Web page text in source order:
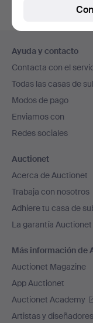
en
el
pie
de
página
Ayuda y contacto
Contacta con el
Todas las casas de
Modos de pago
Enviamos con
Redes sociales
Auctionet
Acerca de Auctionet
Trabaja con nosotros
Adhiere tu casa de
La garantía Auctionet
Más información de
Auctionet Magazine
App Auctionet
Auctionet Academy
Artistas y diseñadores